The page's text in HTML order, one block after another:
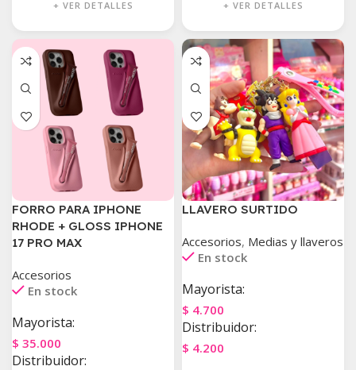
+ VER DETALLES + VER DETALLES
FORRO PARA IPHONE
RHODE + GLOSS IPHONE
17 PRO MAX
Accesorios
En stock
Mayorista:
$ 35.000
Distribuidor:
LLAVERO SURTIDO
Accesorios, Medias y llaveros
En stock
Mayorista:
$ 4.700
Distribuidor:
$ 4.200